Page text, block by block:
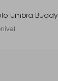
Umbra Buddy